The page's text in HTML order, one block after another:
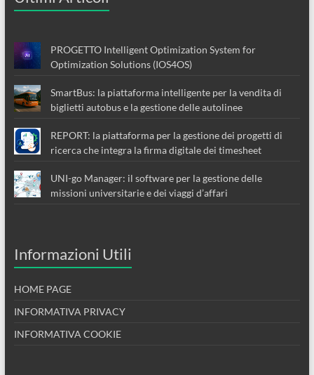
PROGETTO Intelligent Optimization System for
Optimization Solutions (IOS4OS)
SmartBus: la piattaforma intelligente per la vendita di
biglietti autobus e la gestione delle autolinee
REPORT: la piattaforma per la gestione dei progetti di
ricerca che integra la firma digitale dei timesheet
UNI-go Manager: il software per la gestione delle
missioni universitarie e dei viaggi d’affari
Informazioni Utili
HOME PAGE
INFORMATIVA PRIVACY
INFORMATIVA COOKIE